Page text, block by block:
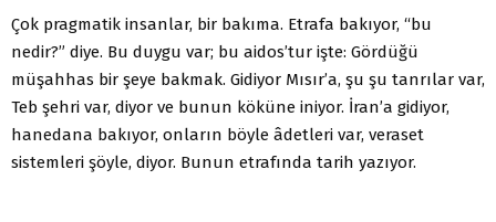
Çok pragmatik insanlar, bir bakıma. Etrafa bakıyor, “bu
nedir?” diye. Bu duygu var; bu aidos’tur işte: Gördüğü
müşahhas bir şeye bakmak. Gidiyor Mısır’a, şu şu tanrılar var,
Teb şehri var, diyor ve bunun köküne iniyor. İran’a gidiyor,
hanedana bakıyor, onların böyle âdetleri var, veraset
sistemleri şöyle, diyor. Bunun etrafında tarih yazıyor.